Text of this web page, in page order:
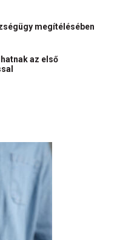
megítélésében
az első